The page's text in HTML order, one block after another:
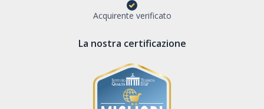
Acquirente verificato
La nostra certificazione